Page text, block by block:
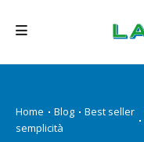
PRODOTTI
Home Blog Best seller
semplicità